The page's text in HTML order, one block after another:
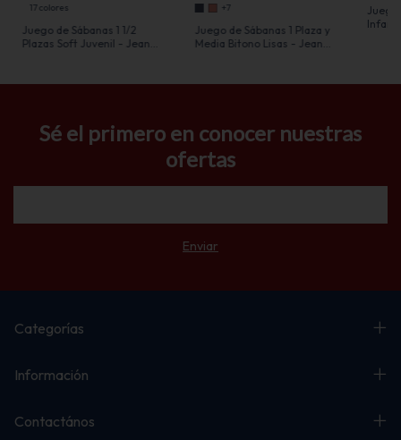
17 colores
Juego de Sábanas 1 1/2
Plazas Soft Juvenil - Jean
+7
Juego de Sábanas 1 Plaza y
Media Bitono Lisas - Jean
Juego
Sé el primero en conocer nuestras
ofertas
Categorías
Información
Contactános